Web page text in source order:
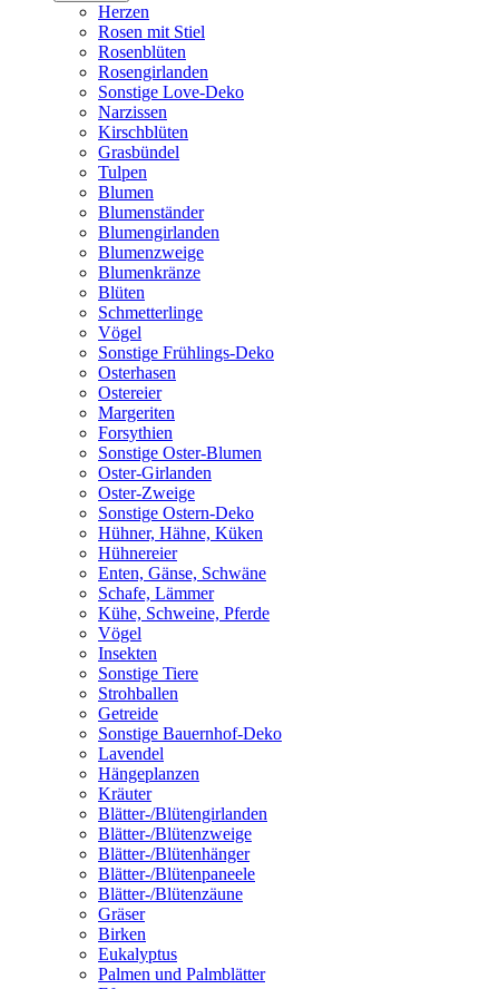
Herzen
Rosen mit Stiel
Rosenblüten
Rosengirlanden
Sonstige Love-Deko
Narzissen
Kirschblüten
Grasbündel
Tulpen
Blumen
Blumenständer
Blumengirlanden
Blumenzweige
Blumenkränze
Blüten
Schmetterlinge
Vögel
Sonstige Frühlings-Deko
Osterhasen
Ostereier
Margeriten
Forsythien
Sonstige Oster-Blumen
Oster-Girlanden
Oster-Zweige
Sonstige Ostern-Deko
Hühner, Hähne, Küken
Hühnereier
Enten, Gänse, Schwäne
Schafe, Lämmer
Kühe, Schweine, Pferde
Vögel
Insekten
Sonstige Tiere
Strohballen
Getreide
Sonstige Bauernhof-Deko
Lavendel
Hängeplanzen
Kräuter
Blätter-/Blütengirlanden
Blätter-/Blütenzweige
Blätter-/Blütenhänger
Blätter-/Blütenpaneele
Blätter-/Blütenzäune
Gräser
Birken
Eukalyptus
Palmen und Palmblätter